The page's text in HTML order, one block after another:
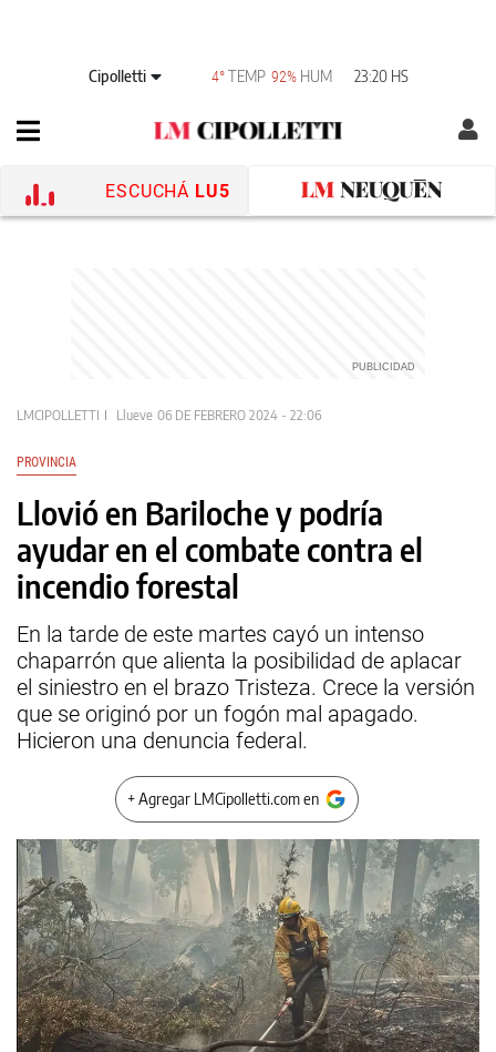
Cipolletti 4° TEMP 92% HUM 23:20 HS
ESCUCHÁ LU5
LMCIPOLLETTI Llueve 06 DE FEBRERO 2024 - 22:06
PROVINCIA
Llovió en Bariloche y podría
ayudar en el combate contra el
incendio forestal
En la tarde de este martes cayó un intenso
chaparrón que alienta la posibilidad de aplacar
el siniestro en el brazo Tristeza. Crece la versión
que se originó por un fogón mal apagado.
Hicieron una denuncia federal.
+ Agregar LMCipolletti.com en